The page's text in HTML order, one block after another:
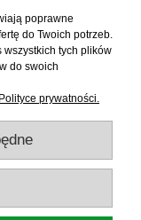
poprawne
do Twoich potrzeb.
wszystkich tych plików
do swoich
prywatności.